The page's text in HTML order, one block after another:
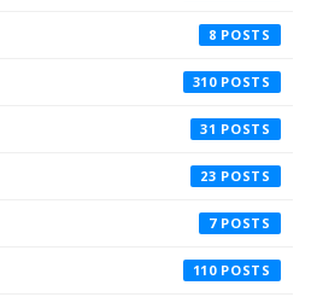
8
310
31
23
7
110